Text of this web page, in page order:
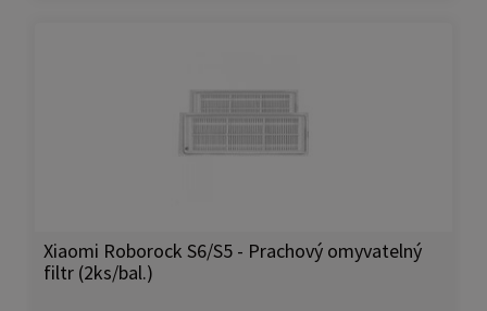
Xiaomi Roborock S6/S5 - Prachový omyvatelný
filtr (2ks/bal.)